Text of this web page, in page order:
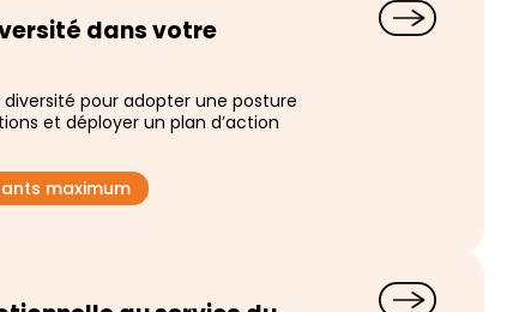
dans votre
pour adopter une posture
et déployer un plan d’action
maximum